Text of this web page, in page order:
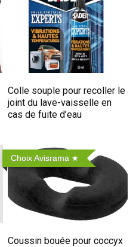
Colle souple pour recoller le
joint du lave-vaisselle en
cas de fuite d’eau
Choix Avisrama
Coussin bouée pour coccyx